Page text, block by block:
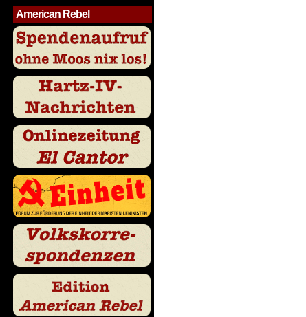
American Rebel